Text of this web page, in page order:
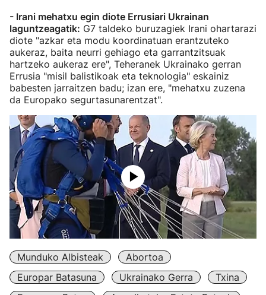
- Irani mehatxu egin diote Errusiari Ukrainan
laguntzeagatik: G7 taldeko buruzagiek Irani ohartarazi
diote "azkar eta modu koordinatuan erantzuteko
aukeraz, baita neurri gehiago eta garrantzitsuak
hartzeko aukeraz ere", Teheranek Ukrainako gerran
Errusia "misil balistikoak eta teknologia" eskainiz
babesten jarraitzen badu; izan ere, "mehatxu zuzena
da Europako segurtasunarentzat".
Munduko Albisteak
Abortoa
Europar Batasuna
Ukrainako Gerra
Txina